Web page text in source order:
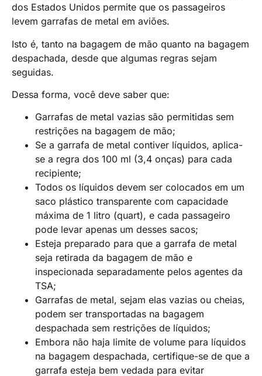
dos Estados Unidos permite que os passageiros
levem garrafas de metal em aviões.
Isto é, tanto na bagagem de mão quanto na bagagem
despachada, desde que algumas regras sejam
seguidas.
Dessa forma, você deve saber que:
Garrafas de metal vazias são permitidas sem
restrições na bagagem de mão;
Se a garrafa de metal contiver líquidos, aplica-
se a regra dos 100 ml (3,4 onças) para cada
recipiente;
Todos os líquidos devem ser colocados em um
saco plástico transparente com capacidade
máxima de 1 litro (quart), e cada passageiro
pode levar apenas um desses sacos;
Esteja preparado para que a garrafa de metal
seja retirada da bagagem de mão e
inspecionada separadamente pelos agentes da
TSA;
Garrafas de metal, sejam elas vazias ou cheias,
podem ser transportadas na bagagem
despachada sem restrições de líquidos;
Embora não haja limite de volume para líquidos
na bagagem despachada, certifique-se de que a
garrafa esteja bem vedada para evitar